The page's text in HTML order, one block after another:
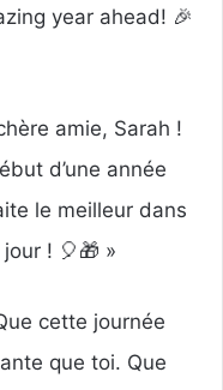
year ahead! 🎉
amie, Sarah !
d’une année
le meilleur dans
! 🎈🎁 »
cette journée
que toi. Que